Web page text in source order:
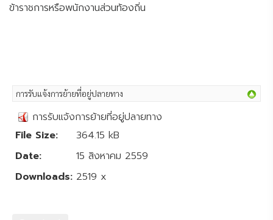
ข้าราชการหรือพนักงานส่วนท้องถิ่น
การรับแจ้งการย้ายที่อยู่ปลายทาง
การรับแจ้งการย้ายที่อยู่ปลายทาง
File Size:
364.15 kB
Date:
15 สิงหาคม 2559
Downloads: 2519 x